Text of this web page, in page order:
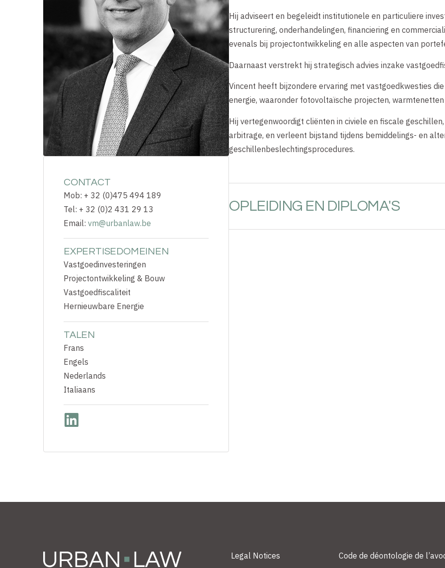
CONTACT
Mob: + 32 (0)475 494 189
Tel: + 32 (0)2 431 29 13
Email: vm@urbanlaw.be
EXPERTISEDOMEINEN
Vastgoedinvesteringen
Projectontwikkeling & Bouw
Vastgoedfiscaliteit
Hernieuwbare Energie
TALEN
Frans
Engels
Nederlands
Italiaans
Hij adviseert en begeleidt institutionele en particuliere
structurering, onderhandelingen, financiering en
evenals bij projectontwikkeling en alle aspecten van
Daarnaast verstrekt hij strategisch advies inzake
Vincent heeft bijzondere ervaring met vastgoedkwesties
energie, waaronder fotovoltaïsche projecten, warmtenetten
Hij vertegenwoordigt cliënten in civiele en fiscale
arbitrage, en verleent bijstand tijdens bemiddelings- en
geschillenbeslechtingsprocedures.
OPLEIDING EN DIPLOMA'S
Legal Notices
Code de déontologie de